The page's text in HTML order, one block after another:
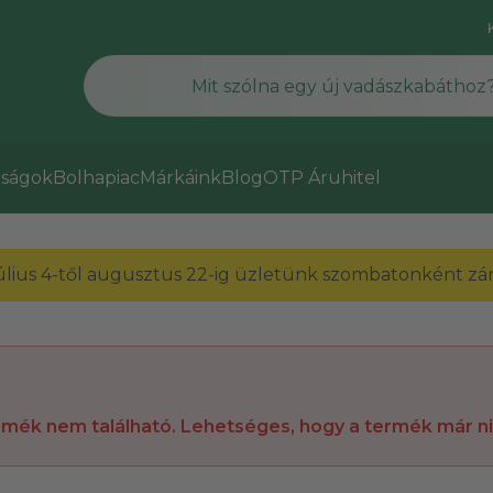
BolhapiacMárkáinkBlogOTP Áruhitel
4-től augusztus 22-ig üzletünk szombatonként
nem található. Lehetséges, hogy a termék már